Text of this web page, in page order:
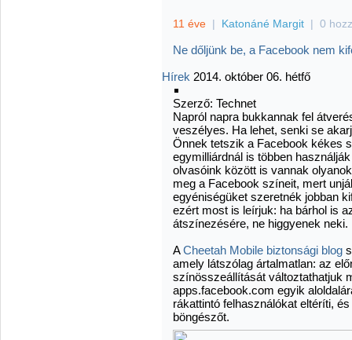
11 éve | Katonáné Margit | 0
Ne dőljünk be, a Facebook nem
Hírek 2014. október 06. hétfő
Szerző: Technet
Napról napra bukkannak fel
veszélyes. Ha lehet, senki se
Önnek tetszik a Facebook kékes
egymilliárdnál is többen
olvasóink között is vannak
meg a Facebook színeit, mert
egyéniségüket szeretnék jobban
ezért most is leírjuk: ha bárhol is
átszínezésére, ne higgyenek neki.
ACheetah Mobile biztonsági blog
amely látszólag ártalmatlan: az
színösszeállítását változtathatjuk
apps.facebook.com egyik
rákattintó felhasználókat eltéríti,
böngészőt.